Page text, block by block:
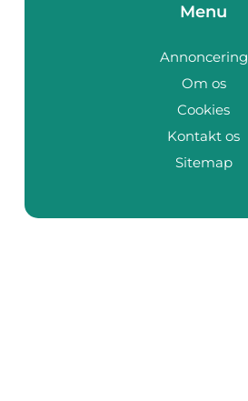
Menu
Annoncering
Om os
Cookies
Kontakt os
Sitemap